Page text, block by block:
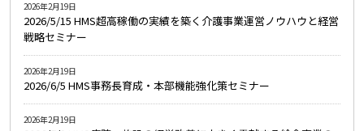
2026/5/15 HMS超高稼働の実績を築く介護事業運営ノウハウと経営
戦略セミナー
2026年2月19日
2026/6/5 HMS事務長育成・本部機能強化策セミナー
2026年2月19日
2026年2月19日